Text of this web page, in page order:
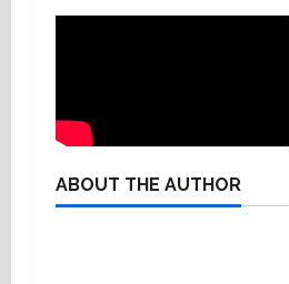
ABOUT THE AUTHOR